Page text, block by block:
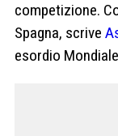
competizione.
Spagna, scrive
esordio